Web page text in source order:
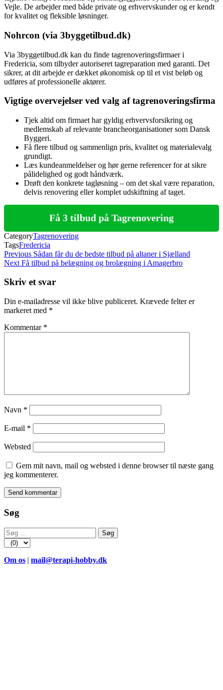
Vejle. De arbejder med både private og erhvervskunder og er kendt
for kvalitet og fleksible løsninger.
Nohrcon (via 3byggetilbud.dk)
Via 3byggetilbud.dk kan du finde tagrenoveringsfirmaer i
Fredericia, som tilbyder autoriseret tagreparation med garanti. Det
sikrer, at dit arbejde er dækket økonomisk op til et vist beløb og
udføres af professionelle aktører.
Vigtige overvejelser ved valg af tagrenoveringsfirma
Tjek altid om firmaet har gyldig erhvervsforsikring og
medlemskab af relevante brancheorganisationer som Dansk
Byggeri.
Få flere tilbud og sammenlign pris, kvalitet og materialevalg
grundigt.
Læs kundeanmeldelser og hør gerne referencer for at sikre
pålidelighed og godt håndværk.
Drøft den konkrete tagløsning – om det skal være reparation,
delvis renovering eller komplet udskiftning af taget.
Få 3 tilbud på Tagrenovering
CategoryTagrenovering
TagsFredericia
Indlægsnavigation
Previous
Post
Previous Sådan får du de bedste tilbud på altaner i Sjælland
Next
Next Få tilbud på belægning og brolægning i Amagerbro
Skriv et svar
Din e-mailadresse vil ikke blive publiceret. Krævede felter er
markeret med *
Kommentar *
Navn *
E-mail *
Websted
Gem mit navn, mail og websted i denne browser til næste gang
jeg kommenterer.
Søg
Søg
efter:
Om os | mail@terapi-hobby.dk